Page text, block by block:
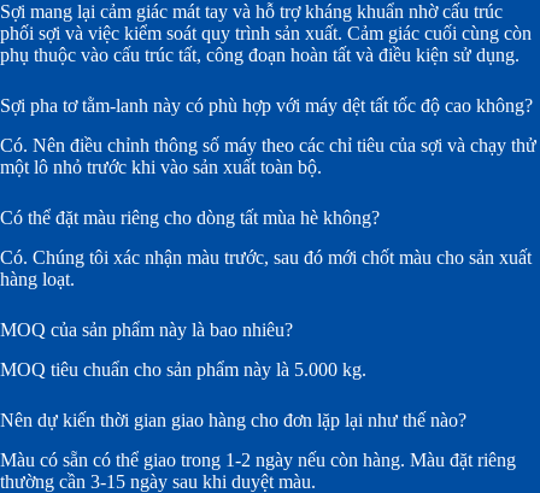
Sợi mang lại cảm giác mát tay và hỗ trợ kháng khuẩn nhờ cấu trúc
phối sợi và việc kiểm soát quy trình sản xuất. Cảm giác cuối cùng còn
phụ thuộc vào cấu trúc tất, công đoạn hoàn tất và điều kiện sử dụng.
Sợi pha tơ tằm-lanh này có phù hợp với máy dệt tất tốc độ cao không?
Có. Nên điều chỉnh thông số máy theo các chỉ tiêu của sợi và chạy thử
một lô nhỏ trước khi vào sản xuất toàn bộ.
Có thể đặt màu riêng cho dòng tất mùa hè không?
Có. Chúng tôi xác nhận màu trước, sau đó mới chốt màu cho sản xuất
hàng loạt.
MOQ của sản phẩm này là bao nhiêu?
MOQ tiêu chuẩn cho sản phẩm này là 5.000 kg.
Nên dự kiến thời gian giao hàng cho đơn lặp lại như thế nào?
Màu có sẵn có thể giao trong 1-2 ngày nếu còn hàng. Màu đặt riêng
thường cần 3-15 ngày sau khi duyệt màu.